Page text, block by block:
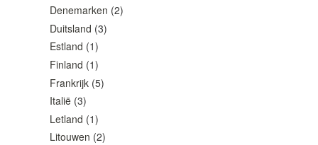
Denemarken (2)
Duitsland (3)
Estland (1)
Finland (1)
Frankrijk (5)
Italië (3)
Letland (1)
Litouwen (2)